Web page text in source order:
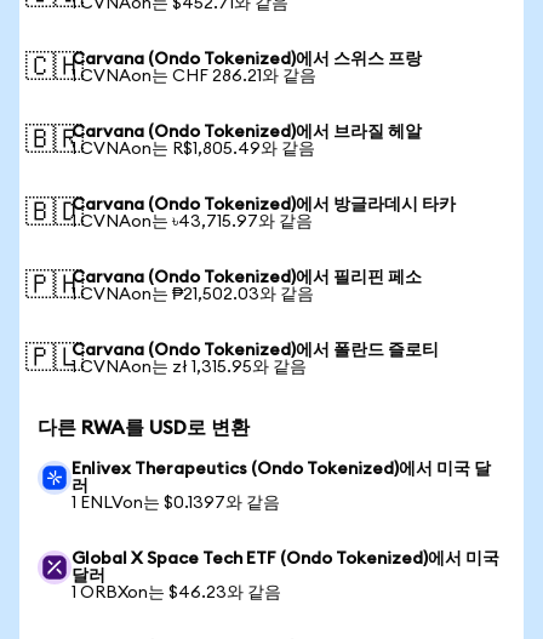
1 CVNAon는 $452.71와 같음
🇨🇭Carvana (Ondo Tokenized)에서 스위스 프랑
1 CVNAon는 CHF 286.21와 같음
🇧🇷Carvana (Ondo Tokenized)에서 브라질 헤알
1 CVNAon는 R$1,805.49와 같음
🇧🇩Carvana (Ondo Tokenized)에서 방글라데시 타카
1 CVNAon는 ৳43,715.97와 같음
🇵🇭Carvana (Ondo Tokenized)에서 필리핀 페소
1 CVNAon는 ₱21,502.03와 같음
🇵🇱Carvana (Ondo Tokenized)에서 폴란드 즐로티
1 CVNAon는 zł 1,315.95와 같음
다른 RWA를 USD로 변환
Enlivex Therapeutics (Ondo Tokenized)에서 미국 달
러
1 ENLVon는 $0.1397와 같음
Global X Space Tech ETF (Ondo Tokenized)에서 미국
달러
1 ORBXon는 $46.23와 같음